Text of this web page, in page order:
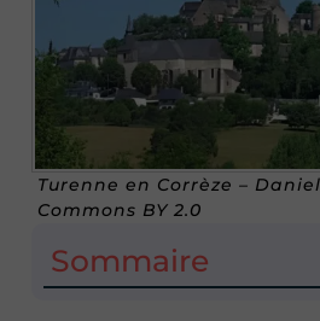
Turenne en Corrèze –
Commons BY 2.0
Sommaire